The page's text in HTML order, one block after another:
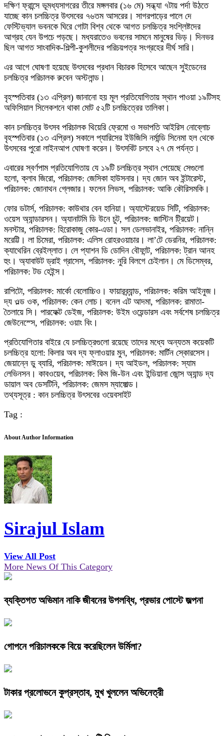
দক্ষিণ ফ্রান্সে ভূমধ্যসাগরের তীরে মঙ্গলবার (১৬ মে) সন্ধ্যা ৭টায় পর্দা উঠতে
যাচ্ছে কান চলচ্চিত্র উৎসবের ৭৬তম আসরের। সাগরপাড়ের পালে দে
ফেস্টিভ্যাল ভবনকে ঘিরে গোটা বিশ্ব থেকে আগত চলচ্চিত্র সংশ্লিষ্টদের
আগ্রহ যেন উপচে পড়ছে। মধ্যরাতেও ভবনের সামনে মানুষের ভিড়। দিনভর
ছিল আগত সাংবাদিক-শিল্পী-কুশলীদের পরিচয়পত্র সংগ্রহের দীর্ঘ সারি।
এর আগে ঘোষণা হয়েছে উৎসবের প্রধান বিচারক হিসেবে আছেন সুইডেনের
চলচ্চিত্র পরিচালক রুবেন অস্টলান্ড।
বৃহস্পতিবার (১৩ এপ্রিল) জানানো হয় মূল প্রতিযোগিতায় স্থান পাওয়া ১৯টিসহ
অফিসিয়াল সিলেকশনে থাকা মোট ৫২টি চলচ্চিত্রের তালিকা।
কান চলচ্চিত্র উৎসব পরিচালক থিয়েরি ফ্রেমো ও সভাপতি আইরিস নোব্লোচ
বৃহস্পতিবার (১৩ এপ্রিল) সকালে প্যারিসের ইউজিসি নর্মান্ডি সিনেমা হল থেকে
উৎসবের পুরো লাইনআপ ঘোষণা করেন। উৎসবিট চলবে ২৭ মে পর্যন্ত।
এবারের স্বর্ণপাম প্রতিযোগিতায় যে ১৯টি চলচ্চিত্র স্থান পেয়েছে সেগুলো
হলো, ক্লাব জিরো, পরিচালক: জেসিকা হাউসনার। দ্য জোন অব ইন্টারেস্ট,
পরিচালক: জোনাথন গ্লেজার। ফলেন লিভস, পরিচালক: আকি কৌরিসমকি।
ফোর ডটার্স, পরিচালক: কাউথার বেন হানিয়া। অ্যাস্টেরয়েড সিটি, পরিচালক:
ওয়েস অ্যান্ডারসন। অ্যানাটমি ডি উনে চুট, পরিচালক: জাস্টিন ট্রিয়েট।
মনস্টার, পরিচালক: হিরোকাজু কোর-এডা। সল ডেলভানাইর, পরিচালক: নান্নি
মরেট্টি। লা চিমেরা, পরিচালক: এলিস রোহরওয়াচার। লা’টে ডেরনির, পরিচালক:
ক্যাথেরিন ব্রেইল্লাত। লে প্যাশন ডি ডোদিন বৌফান্ট, পরিচালক: ট্রান আনহ
হুং। অ্যাবাউট ড্রাই গ্রাসেস, পরিচালক: নুরি বিলগে চেইলান। মে ডিসেম্বর,
পরিচালক: টড হেইন্স।
রাপিটো, পরিচালক: মার্কো বেলোচ্চিও। ফায়ারব্র্যান্ড, পরিচালক: করিম আইনুজ।
দ্য ওল্ড ওক, পরিচালক: কেন লোচ। বনেল এট আদমা, পরিচালক: রামাতা-
তৈলায়ে সি। পারফেক্ট ডেইজ, পরিচালক: উইম ওয়েন্ডারস এবং সর্বশেষ চলচ্চিত্র
জেউনেস্সে, পরিচালক: ওয়াং বিং।
প্রতিযোগিতার বাইরে যে চলচ্চিত্রগুলো রয়েছে তাদের মধ্যে অন্যতম কয়েকটি
চলচ্চিত্র হলো: কিলার অব দ্য ফ্লাওয়ার মুন, পরিচালক: মার্টিন স্কোরসেস।
জেয়ান্নে ডু ব্যারি, পরিচালক: মাঈয়েন। দ্য আইডল, পরিচালক: স্যাম
লেভিনসন। কাবওয়েব, পরিচালক: কিম জি-উন এবং ইন্ডিয়ানা জোন্স অ্যান্ড দ্য
ডায়াল অব ডেসটিনি, পরিচালক: জেমস ম্যাঙ্গোল্ড।
তথ্যসূত্র : কান চলচ্চিত্র উৎসবের ওয়েবসাইট
Tag :
About Author Information
Sirajul Islam
View All Post
More News Of This Category
ব্যক্তিগত অভিমান নাকি জীবনের উপলব্ধি, প্রভার পোস্টে জল্পনা
গোপনে পরিচালককে বিয়ে করেছিলেন উর্মিলা?
টাকার প্রলোভনে কুপ্রস্তাব, মুখ খুললেন অভিনেত্রী